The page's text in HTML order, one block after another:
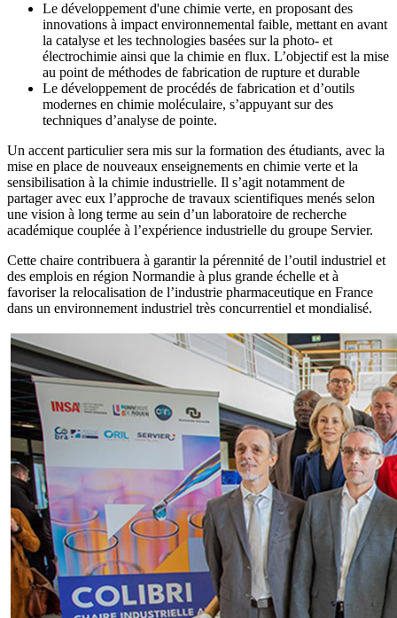
Le développement d'une chimie verte, en proposant des
innovations à impact environnemental faible, mettant en avant
la catalyse et les technologies basées sur la photo- et
électrochimie ainsi que la chimie en flux. L’objectif est la mise
au point de méthodes de fabrication de rupture et durable
Le développement de procédés de fabrication et d’outils
modernes en chimie moléculaire, s’appuyant sur des
techniques d’analyse de pointe.
Un accent particulier sera mis sur la formation des étudiants, avec la
mise en place de nouveaux enseignements en chimie verte et la
sensibilisation à la chimie industrielle. Il s’agit notamment de
partager avec eux l’approche de travaux scientifiques menés selon
une vision à long terme au sein d’un laboratoire de recherche
académique couplée à l’expérience industrielle du groupe Servier.
Cette chaire contribuera à garantir la pérennité de l’outil industriel et
des emplois en région Normandie à plus grande échelle et à
favoriser la relocalisation de l’industrie pharmaceutique en France
dans un environnement industriel très concurrentiel et mondialisé.